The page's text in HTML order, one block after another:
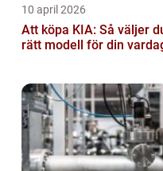
10 april 2026
Att köpa KIA: Så väljer
rätt modell för din